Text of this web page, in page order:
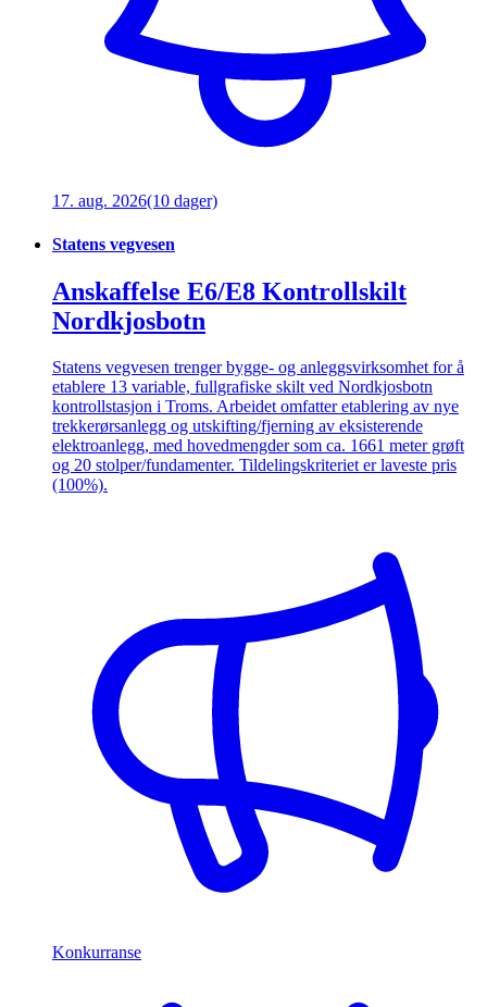
17. aug. 2026(10 dager)
Statens vegvesen
Anskaffelse E6/E8 Kontrollskilt
Nordkjosbotn
Statens vegvesen trenger bygge- og anleggsvirksomhet for å
etablere 13 variable, fullgrafiske skilt ved Nordkjosbotn
kontrollstasjon i Troms. Arbeidet omfatter etablering av nye
trekkerørsanlegg og utskifting/fjerning av eksisterende
elektroanlegg, med hovedmengder som ca. 1661 meter grøft
og 20 stolper/fundamenter. Tildelingskriteriet er laveste pris
(100%).
Konkurranse